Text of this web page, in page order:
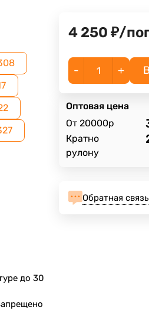
до 30
4 250 ₽/
- +
Оптовая цена
От 20000р
Кратно
рулону
Обратная связь